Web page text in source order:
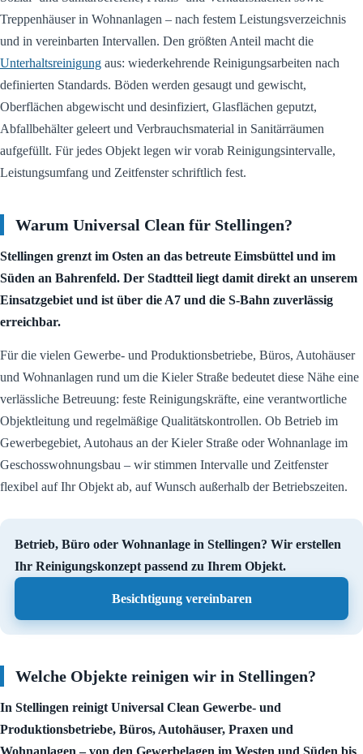
Treppenhäuser in Wohnanlagen – nach festem Leistungsverzeichnis
und in vereinbarten Intervallen. Den größten Anteil macht die
Unterhaltsreinigung aus: wiederkehrende Reinigungsarbeiten nach
definierten Standards. Böden werden gesaugt und gewischt,
Oberflächen abgewischt und desinfiziert, Glasflächen geputzt,
Abfallbehälter geleert und Verbrauchsmaterial in Sanitärräumen
aufgefüllt. Für jedes Objekt legen wir vorab Reinigungsintervalle,
Leistungsumfang und Zeitfenster schriftlich fest.
Warum Universal Clean für Stellingen?
Stellingen grenzt im Osten an das betreute Eimsbüttel und im
Süden an Bahrenfeld. Der Stadtteil liegt damit direkt an unserem
Einsatzgebiet und ist über die A7 und die S-Bahn zuverlässig
erreichbar.
Für die vielen Gewerbe- und Produktionsbetriebe, Büros, Autohäuser
und Wohnanlagen rund um die Kieler Straße bedeutet diese Nähe eine
verlässliche Betreuung: feste Reinigungskräfte, eine verantwortliche
Objektleitung und regelmäßige Qualitätskontrollen. Ob Betrieb im
Gewerbegebiet, Autohaus an der Kieler Straße oder Wohnanlage im
Geschosswohnungsbau – wir stimmen Intervalle und Zeitfenster
flexibel auf Ihr Objekt ab, auf Wunsch außerhalb der Betriebszeiten.
Betrieb, Büro oder Wohnanlage in Stellingen? Wir erstellen
Ihr Reinigungskonzept passend zu Ihrem Objekt.
Besichtigung vereinbaren
Welche Objekte reinigen wir in Stellingen?
In Stellingen reinigt Universal Clean Gewerbe- und
Produktionsbetriebe, Büros, Autohäuser, Praxen und
Wohnanlagen – von den Gewerbelagen im Westen und Süden bis